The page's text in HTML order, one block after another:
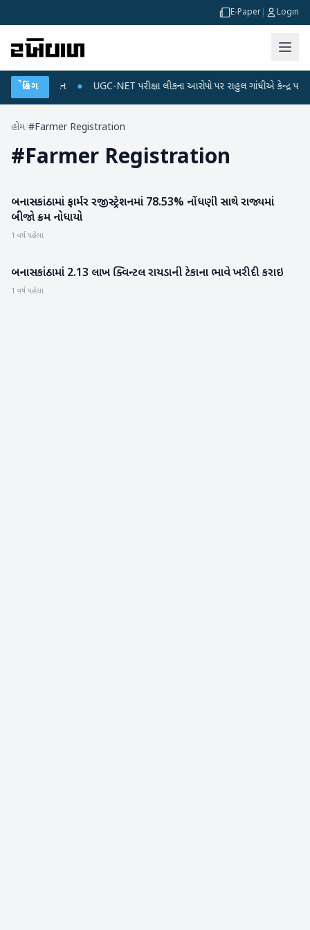
E-Paper Login
બ્રેકિંગ
ડેટા પ્લાન ● UGC-NET પરીક્ષા લીકના આરોપો પર રાહુલ ગાંધીએ કેન્દ્ર પર
હોમ/#Farmer Registration
#Farmer Registration
બનાસકાંઠા
બનાસકાંઠામાં ફાર્મર રજીસ્ટ્રેશનમાં 78.53% નોંધણી સાથે રાજ્યમાં
બીજો ક્રમ નોધાયો
1 વર્ષ પહેલા
બનાસકાંઠા
બનાસકાંઠામાં 2.13 લાખ ક્વિન્ટલ રાયડાની ટેકાના ભાવે ખરીદી કરાઇ
1 વર્ષ પહેલા